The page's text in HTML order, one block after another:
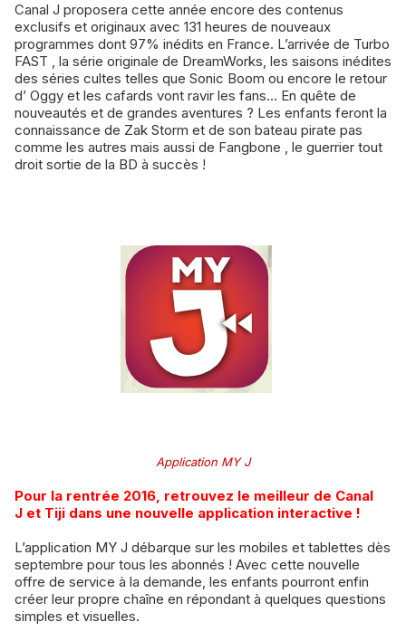
Canal J proposera cette année encore des contenus
exclusifs et originaux avec 131 heures de nouveaux
programmes dont 97% inédits en France. L’arrivée de Turbo
FAST , la série originale de DreamWorks, les saisons inédites
des séries cultes telles que Sonic Boom ou encore le retour
d’ Oggy et les cafards vont ravir les fans... En quête de
nouveautés et de grandes aventures ? Les enfants feront la
connaissance de Zak Storm et de son bateau pirate pas
comme les autres mais aussi de Fangbone , le guerrier tout
droit sortie de la BD à succès !
Application MY J
Pour la rentrée 2016, retrouvez le meilleur de Canal
J et Tiji dans une nouvelle application interactive !
L’application MY J débarque sur les mobiles et tablettes dès
septembre pour tous les abonnés ! Avec cette nouvelle
offre de service à la demande, les enfants pourront enfin
créer leur propre chaîne en répondant à quelques questions
simples et visuelles.